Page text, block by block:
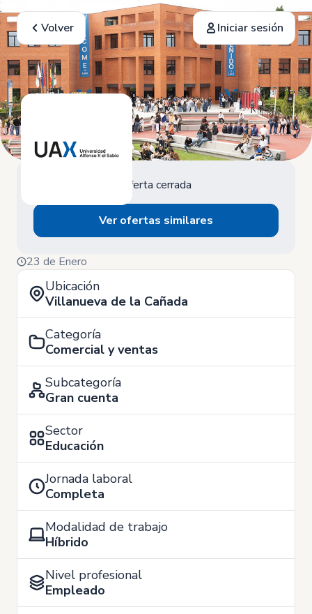
Volver Iniciar sesión
Oferta cerrada
Ver ofertas similares
23 de Enero
Ubicación
Villanueva de la Cañada
Categoría
Comercial y ventas
Subcategoría
Gran cuenta
Sector
Educación
Jornada laboral
Completa
Modalidad de trabajo
Híbrido
Nivel profesional
Empleado